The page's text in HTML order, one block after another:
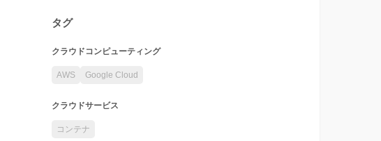
タグ
クラウドコンピューティング
AWS Google Cloud
クラウドサービス
コンテナ